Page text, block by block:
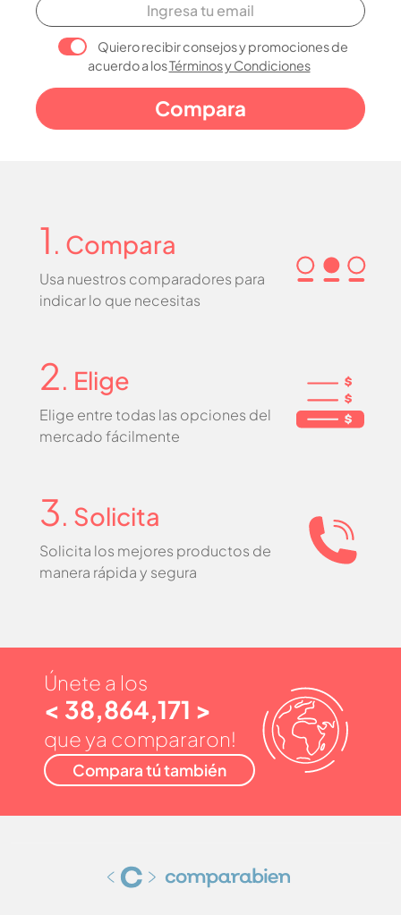
Quiero recibir consejos y promociones de
acuerdo a losTérminos y Condiciones
1 . Compara
Usa nuestros comparadores para
indicar lo que necesitas
2. Elige
Elige entre todas las opciones del
mercado fácilmente
3. Solicita
Solicita los mejores productos de
manera rápida y segura
Únete a los
< 38,864,171 >
que ya compararon!
Compara tú también